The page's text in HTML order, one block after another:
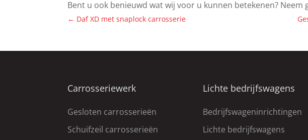
Bent u ook benieuwd wat wij voor u kunnen betekenen? Neem
← Daf XD met snaplock carrosserie
Carrosseriewerk
Gesloten carrosserieën
Schuifzeil carrosserieën
Lichte bedrijfswagens
Bedrijfswageninrichtingen
Lichte bedrijfswagens